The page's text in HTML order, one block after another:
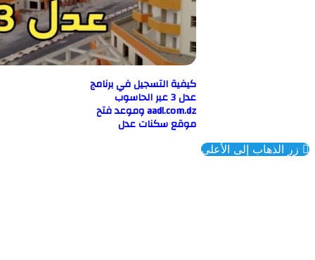
كيفية التسجيل في برنامج
عدل 3 عبر الحاسوب
aadl.com.dz وموعد فتح
موقع سكنات عدل
إلى الأعلى